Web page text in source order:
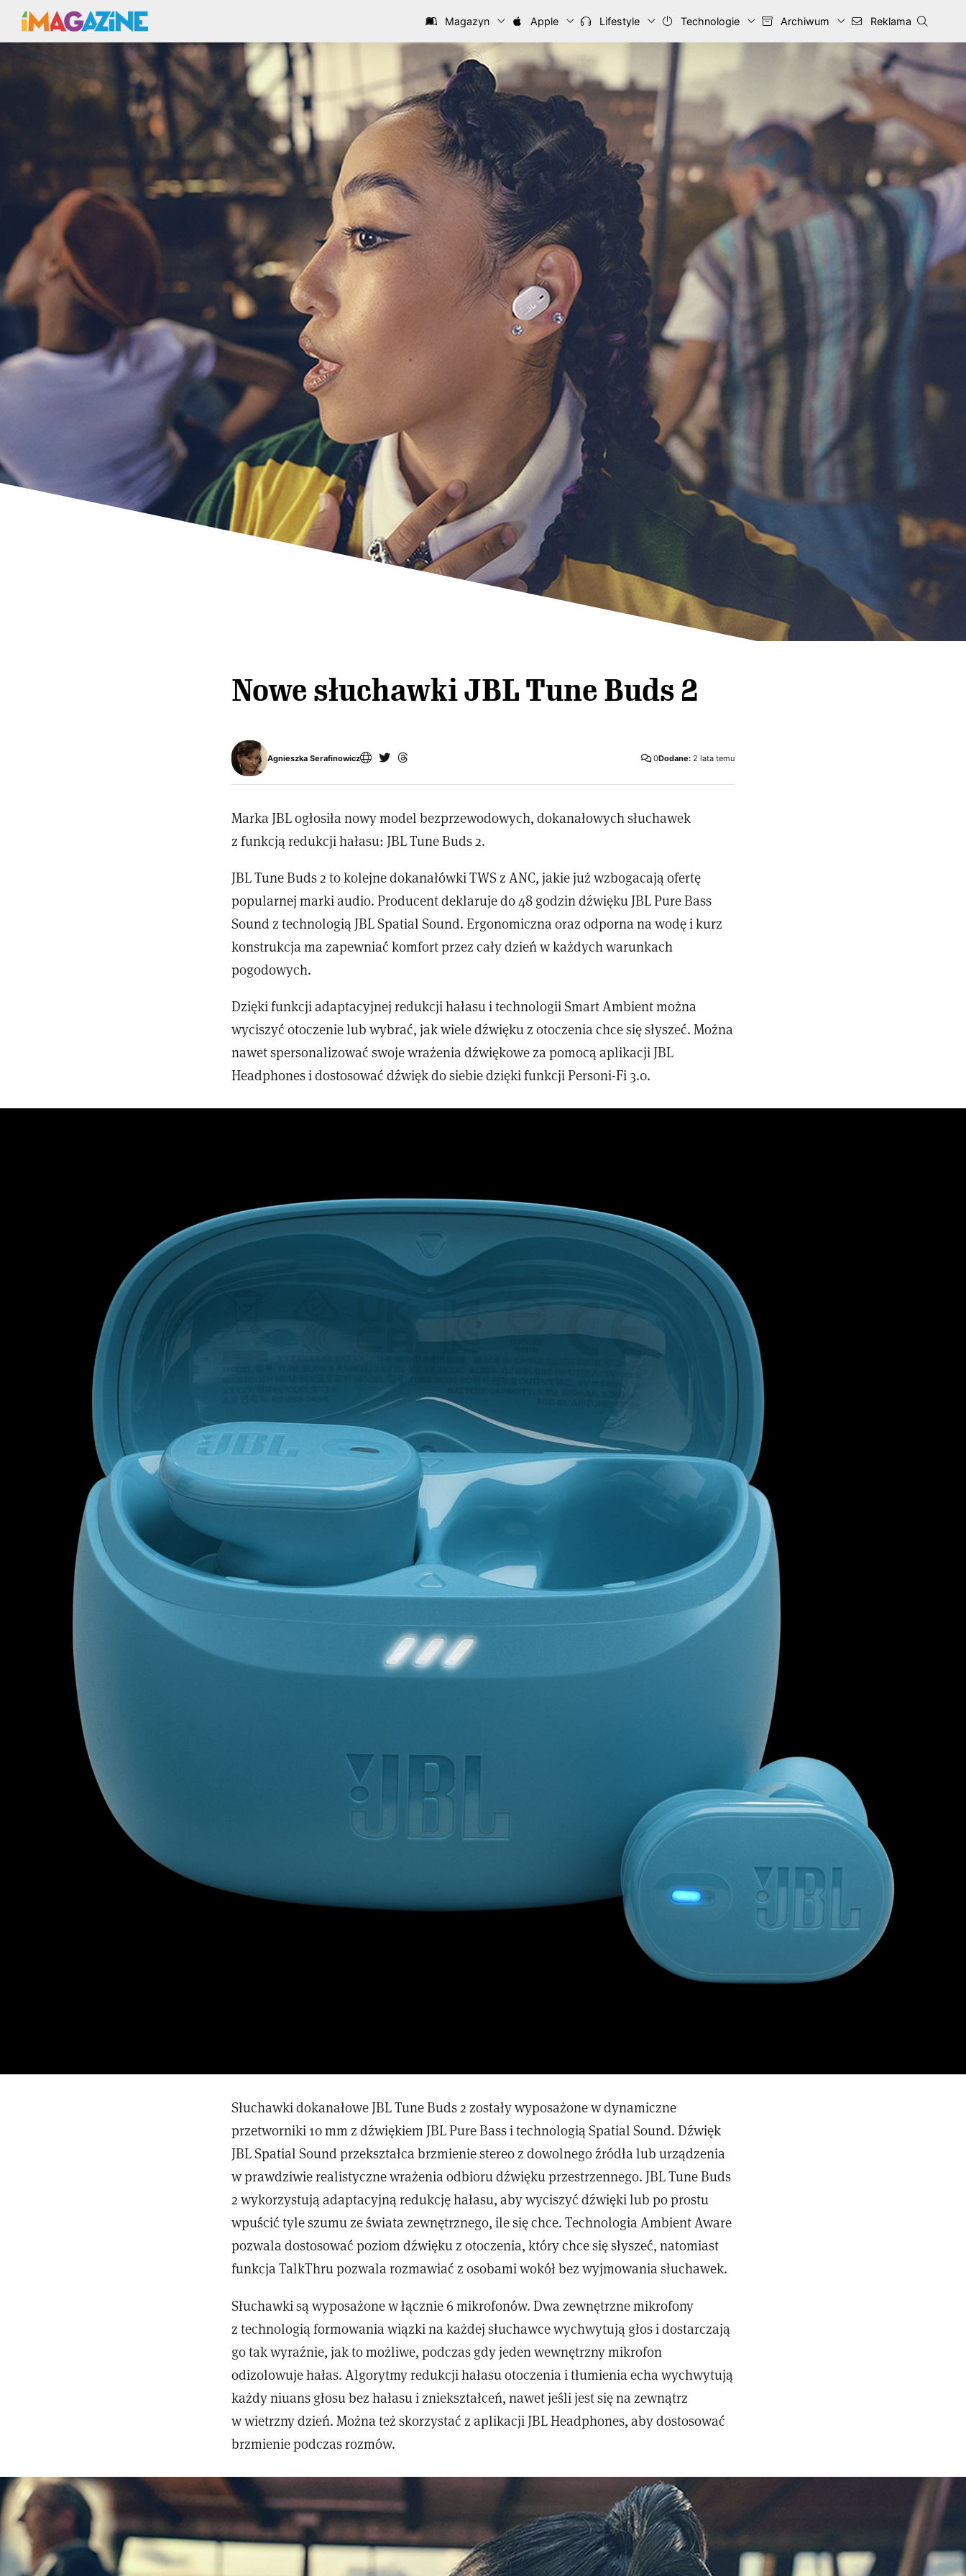
Magazyn Apple Lifestyle Technologie Archiwum Reklama
Nowe słuchawki JBL Tune Buds 2
Agnieszka Serafinowicz 0Dodane: 2 lata temu
Marka JBL ogłosiła nowy model bezprzewodowych, dokanałowych słuchawek
z funkcją redukcji hałasu: JBL Tune Buds 2.
JBL Tune Buds 2 to kolejne dokanałówki TWS z ANC, jakie już wzbogacają ofertę
popularnej marki audio. Producent deklaruje do 48 godzin dźwięku JBL Pure Bass
Sound z technologią JBL Spatial Sound. Ergonomiczna oraz odporna na wodę i kurz
konstrukcja ma zapewniać komfort przez cały dzień w każdych warunkach
pogodowych.
Dzięki funkcji adaptacyjnej redukcji hałasu i technologii Smart Ambient można
wyciszyć otoczenie lub wybrać, jak wiele dźwięku z otoczenia chce się słyszeć. Można
nawet spersonalizować swoje wrażenia dźwiękowe za pomocą aplikacji JBL
Headphones i dostosować dźwięk do siebie dzięki funkcji Personi-Fi 3.0.
Słuchawki dokanałowe JBL Tune Buds 2 zostały wyposażone w dynamiczne
przetworniki 10 mm z dźwiękiem JBL Pure Bass i technologią Spatial Sound. Dźwięk
JBL Spatial Sound przekształca brzmienie stereo z dowolnego źródła lub urządzenia
w prawdziwie realistyczne wrażenia odbioru dźwięku przestrzennego. JBL Tune Buds
2 wykorzystują adaptacyjną redukcję hałasu, aby wyciszyć dźwięki lub po prostu
wpuścić tyle szumu ze świata zewnętrznego, ile się chce. Technologia Ambient Aware
pozwala dostosować poziom dźwięku z otoczenia, który chce się słyszeć, natomiast
funkcja TalkThru pozwala rozmawiać z osobami wokół bez wyjmowania słuchawek.
Słuchawki są wyposażone w łącznie 6 mikrofonów. Dwa zewnętrzne mikrofony
z technologią formowania wiązki na każdej słuchawce wychwytują głos i dostarczają
go tak wyraźnie, jak to możliwe, podczas gdy jeden wewnętrzny mikrofon
odizolowuje hałas. Algorytmy redukcji hałasu otoczenia i tłumienia echa wychwytują
każdy niuans głosu bez hałasu i zniekształceń, nawet jeśli jest się na zewnątrz
w wietrzny dzień. Można też skorzystać z aplikacji JBL Headphones, aby dostosować
brzmienie podczas rozmów.